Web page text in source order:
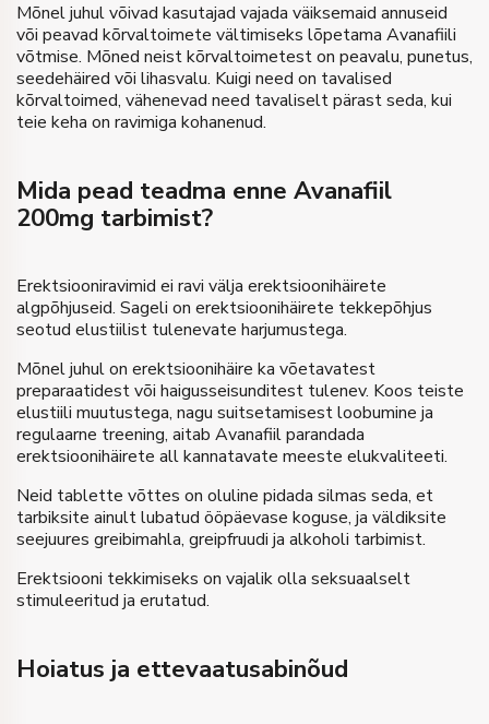
Mõnel juhul võivad kasutajad vajada väiksemaid annuseid
või peavad kõrvaltoimete vältimiseks lõpetama Avanafiili
võtmise. Mõned neist kõrvaltoimetest on peavalu, punetus,
seedehäired või lihasvalu. Kuigi need on tavalised
kõrvaltoimed, vähenevad need tavaliselt pärast seda, kui
teie keha on ravimiga kohanenud.
Mida pead teadma enne Avanafiil
200mg tarbimist?
Erektsiooniravimid ei ravi välja erektsioonihäirete
algpõhjuseid. Sageli on erektsioonihäirete tekkepõhjus
seotud elustiilist tulenevate harjumustega.
Mõnel juhul on erektsioonihäire ka võetavatest
preparaatidest või haigusseisunditest tulenev. Koos teiste
elustiili muutustega, nagu suitsetamisest loobumine ja
regulaarne treening, aitab Avanafiil parandada
erektsioonihäirete all kannatavate meeste elukvaliteeti.
Neid tablette võttes on oluline pidada silmas seda, et
tarbiksite ainult lubatud ööpäevase koguse, ja väldiksite
seejuures greibimahla, greipfruudi ja alkoholi tarbimist.
Erektsiooni tekkimiseks on vajalik olla seksuaalselt
stimuleeritud ja erutatud.
Hoiatus ja ettevaatusabinõud